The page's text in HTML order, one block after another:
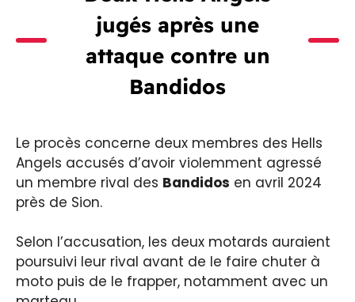
jugés après une
attaque contre un
Bandidos
Le procès concerne deux membres des Hells
Angels accusés d’avoir violemment agressé
un membre rival des Bandidos en avril 2024
près de Sion.
Selon l’accusation, les deux motards auraient
poursuivi leur rival avant de le faire chuter à
moto puis de le frapper, notamment avec un